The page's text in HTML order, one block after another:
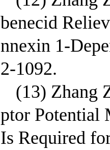
benecid
nnexin 1-
2-1092.
(13) Zhang
ptor Potential
Is Required